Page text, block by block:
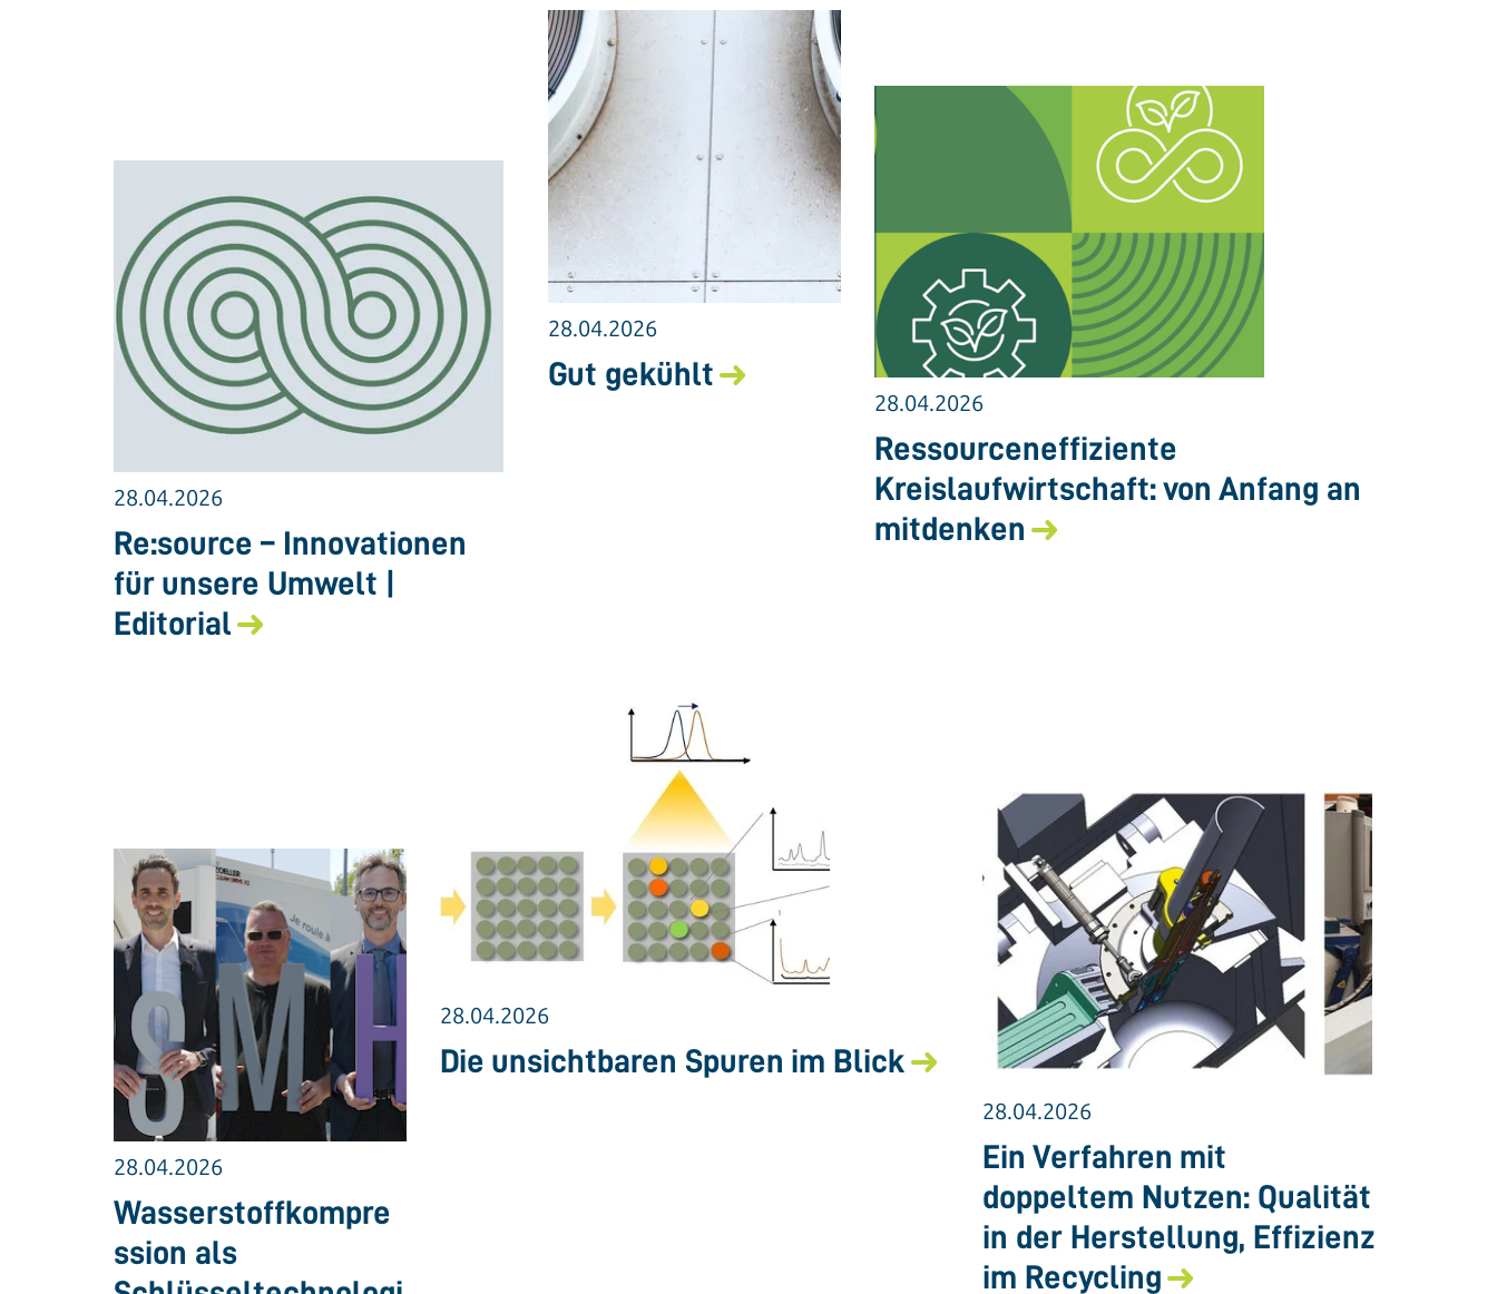
28.04.2026
Re:source – Innovationen
für unsere Umwelt |
Editorial
28.04.2026
Gut gekühlt
28.04.2026
Ressourceneffiziente
Kreislaufwirtschaft: von Anfang an
mitdenken
28.04.2026
Wasserstoffkompre
ssion als
28.04.2026
Die unsichtbaren Spuren im Blick
28.04.2026
Ein Verfahren mit
doppeltem Nutzen: Qualität
in der Herstellung, Effizienz
im Recycling